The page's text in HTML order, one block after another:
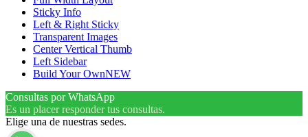
Sticky Info
Left & Right Sticky
Transparent Images
Center Vertical Thumb
Left Sidebar
Build Your OwnNEW
Consultas por WhatsApp
Es un placer responder tus consultas.
Elige una de nuestras sedes.